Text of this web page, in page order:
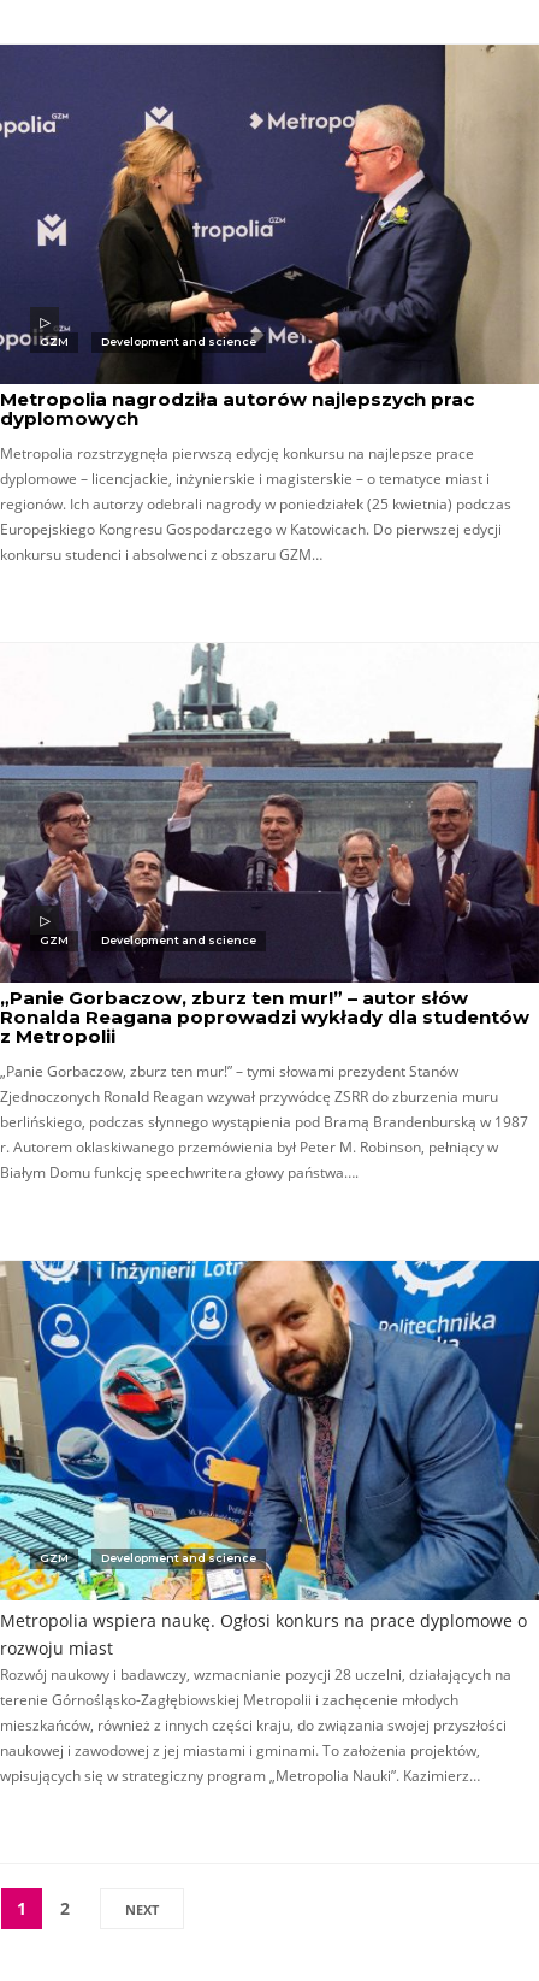
GZM Development and science
Metropolia nagrodziła autorów najlepszych prac
dyplomowych
Metropolia rozstrzygnęła pierwszą edycję konkursu na najlepsze prace
dyplomowe – licencjackie, inżynierskie i magisterskie – o tematyce miast i
regionów. Ich autorzy odebrali nagrody w poniedziałek (25 kwietnia) podczas
Europejskiego Kongresu Gospodarczego w Katowicach. Do pierwszej edycji
konkursu studenci i absolwenci z obszaru GZM…
GZM Development and science
„Panie Gorbaczow, zburz ten mur!” – autor słów
Ronalda Reagana poprowadzi wykłady dla studentów
z Metropolii
„Panie Gorbaczow, zburz ten mur!” – tymi słowami prezydent Stanów
Zjednoczonych Ronald Reagan wzywał przywódcę ZSRR do zburzenia muru
berlińskiego, podczas słynnego wystąpienia pod Bramą Brandenburską w 1987
r. Autorem oklaskiwanego przemówienia był Peter M. Robinson, pełniący w
Białym Domu funkcję speechwritera głowy państwa….
GZM Development and science
Metropolia wspiera naukę. Ogłosi konkurs na prace dyplomowe o
rozwoju miast
Rozwój naukowy i badawczy, wzmacnianie pozycji 28 uczelni, działających na
terenie Górnośląsko-Zagłębiowskiej Metropolii i zachęcenie młodych
mieszkańców, również z innych części kraju, do związania swojej przyszłości
naukowej i zawodowej z jej miastami i gminami. To założenia projektów,
wpisujących się w strategiczny program „Metropolia Nauki”. Kazimierz…
1 2 NEXT